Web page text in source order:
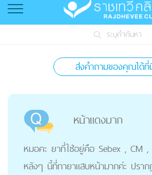
ระบุคำค้นหา
ส่งคำถามของคุณได้
หน้าแดงมาก
หมอคะ ยาที่ใช้อยู่คือ Sebex , CM ,
หลังๆ นี้ที่ทายาแสบหน้ามากค่ะ ปรา